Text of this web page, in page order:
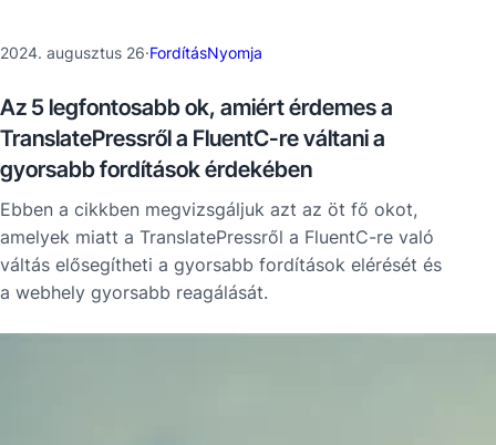
2024. augusztus 26·FordításNyomja
Az 5 legfontosabb ok, amiért érdemes a
TranslatePressről a FluentC-re váltani a
gyorsabb fordítások érdekében
Ebben a cikkben megvizsgáljuk azt az öt fő okot,
amelyek miatt a TranslatePressről a FluentC-re való
váltás elősegítheti a gyorsabb fordítások elérését és
a webhely gyorsabb reagálását.